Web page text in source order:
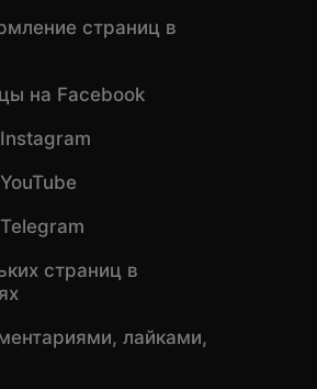
страниц в
на Facebook
страниц в
лайками,